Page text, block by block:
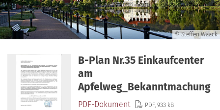
© Steffen Waack
B-Plan Nr.35 Einkaufcenter
am
Apfelweg_Bekanntmachung
PDF-Dokument PDF, 933 kB